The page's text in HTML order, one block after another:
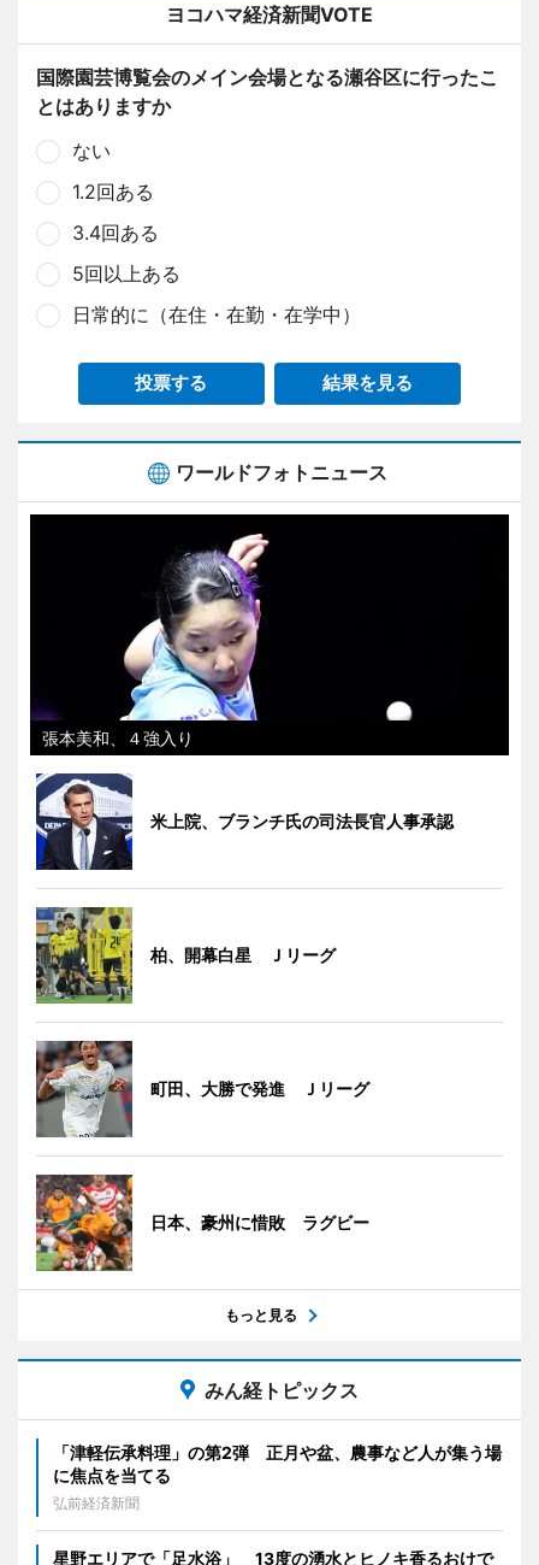
ヨコハマ経済新聞VOTE
国際園芸博覧会のメイン会場となる瀬谷区に行ったこ
とはありますか
ない
1.2回ある
3.4回ある
5回以上ある
日常的に（在住・在勤・在学中）
投票する 結果を見る
ワールドフォトニュース
張本美和、４強入り
米上院、ブランチ氏の司法長官人事承認
柏、開幕白星 Ｊリーグ
町田、大勝で発進 Ｊリーグ
日本、豪州に惜敗 ラグビー
もっと見る
みん経トピックス
「津軽伝承料理」の第2弾 正月や盆、農事など人が集う場
に焦点を当てる
弘前経済新聞
星野エリアで「足水浴」 13度の湧水とヒノキ香るおけで